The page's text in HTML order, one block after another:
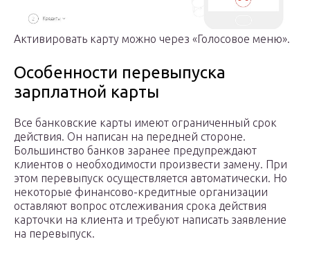
Активировать карту можно через «Голосовое меню».
Особенности перевыпуска
зарплатной карты
Все банковские карты имеют ограниченный срок
действия. Он написан на передней стороне.
Большинство банков заранее предупреждают
клиентов о необходимости произвести замену. При
этом перевыпуск осуществляется автоматически. Но
некоторые финансово-кредитные организации
оставляют вопрос отслеживания срока действия
карточки на клиента и требуют написать заявление
на перевыпуск.